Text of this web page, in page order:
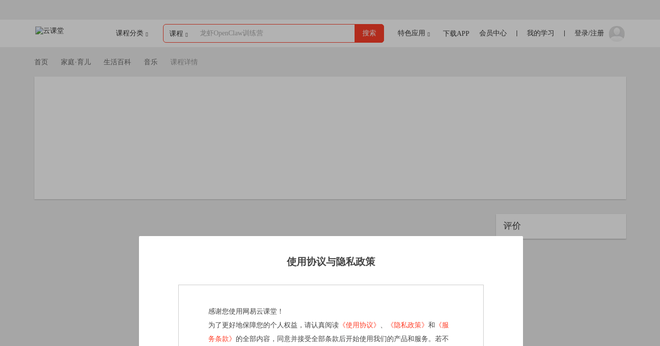
课程分类 课程 龙虾OpenClaw训练营 搜索 特色应用 下载APP 登录/注册
我的学习
会员中心
首页 家庭·育儿 生活百科 音乐 课程详情
评价
使用协议与隐私政策
感谢您使用网易云课堂！
为了更好地保障您的个人权益，请认真阅读 《使用协议》 《隐私政策》 和 《服
务条款》 的全部内容，同意并接受全部条款后开始使用我们的产品和服务。若不